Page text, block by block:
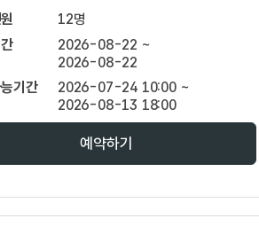
12명
2026-08-22 ~
2026-08-22
기간
2026-07-24 10:00 ~
2026-08-13 18:00
예약하기